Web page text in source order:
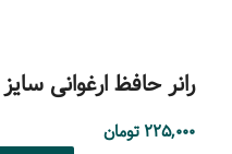
رانر حافظ ارغوانی سایز ۱۷۰
۲۲۵,۰۰۰ تومان